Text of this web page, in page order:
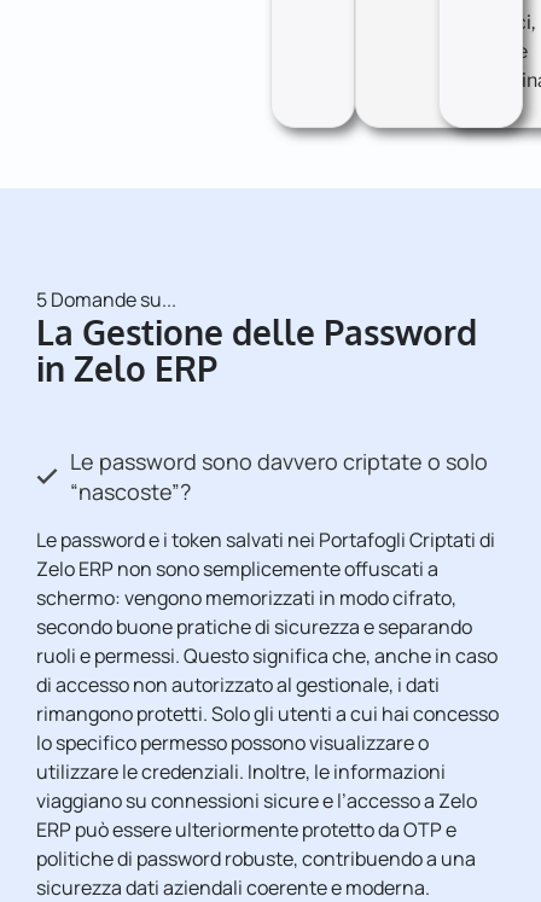
logistici,
fiscali e
5 Domande su...
La Gestione delle Password
in Zelo ERP
Le password sono davvero criptate o solo
“nascoste”?
Le password e i token salvati nei Portafogli Criptati di
Zelo ERP non sono semplicemente offuscati a
schermo: vengono memorizzati in modo cifrato,
secondo buone pratiche di sicurezza e separando
ruoli e permessi. Questo significa che, anche in caso
di accesso non autorizzato al gestionale, i dati
rimangono protetti. Solo gli utenti a cui hai concesso
lo specifico permesso possono visualizzare o
utilizzare le credenziali. Inoltre, le informazioni
viaggiano su connessioni sicure e l’accesso a Zelo
ERP può essere ulteriormente protetto da OTP e
politiche di password robuste, contribuendo a una
sicurezza dati aziendali coerente e moderna.